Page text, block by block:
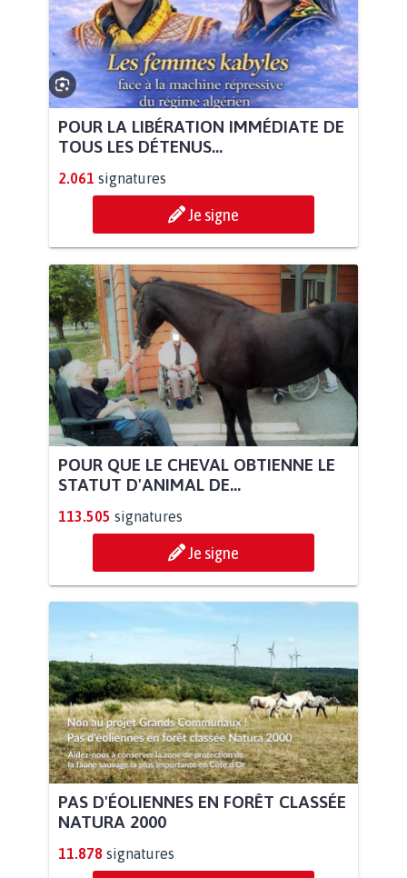
POUR LA LIBÉRATION IMMÉDIATE DE
TOUS LES DÉTENUS...
2.061 signatures
Je signe
POUR QUE LE CHEVAL OBTIENNE LE
STATUT D'ANIMAL DE...
113.505 signatures
Je signe
PAS D'ÉOLIENNES EN FORÊT CLASSÉE
NATURA 2000
11.878 signatures